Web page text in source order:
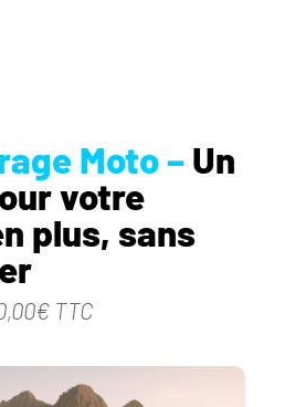
Moto – Un
votre
plus, sans
TTC